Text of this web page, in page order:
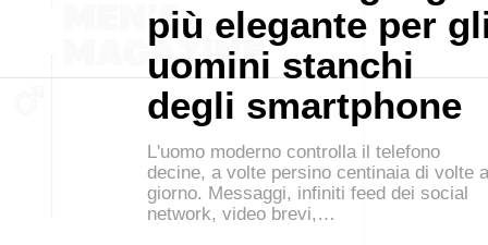
più elegante per
uomini stanchi
degli smartphone
L'uomo moderno controlla il telefono
decine, a volte persino centinaia di volte
giorno. Messaggi, infiniti feed dei social
network, video brevi,…